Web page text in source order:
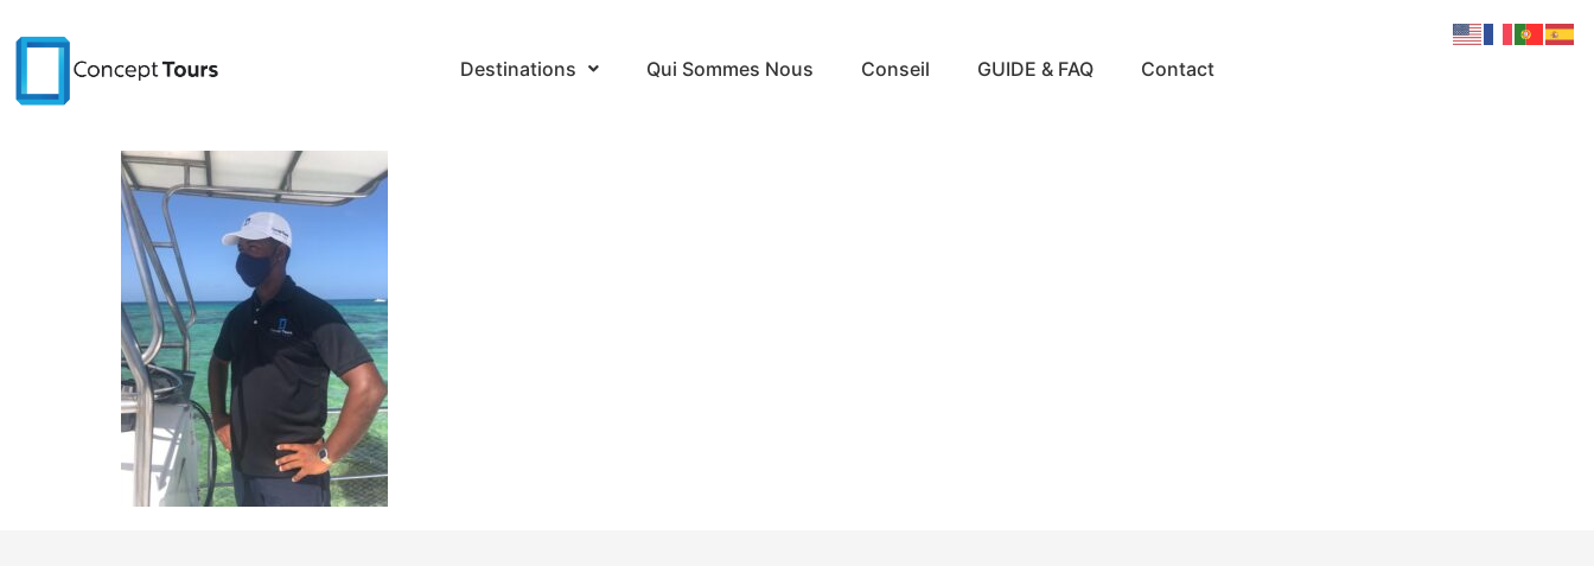
Destinations Qui Sommes Nous Conseil GUIDE & FAQ Contact